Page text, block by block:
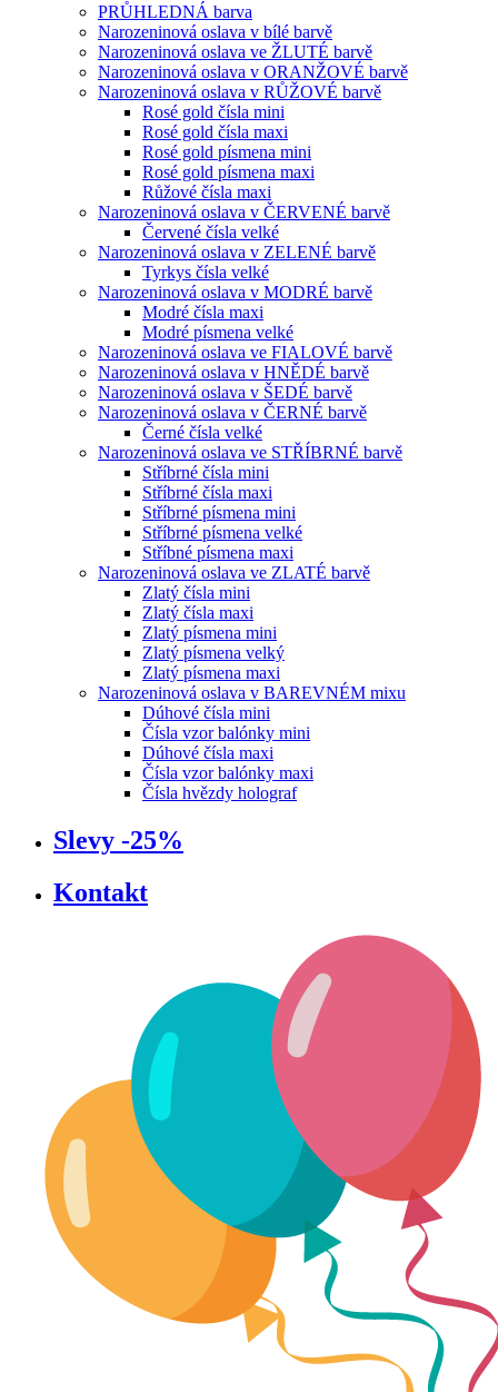
PRŮHLEDNÁ barva
Narozeninová oslava v bílé barvě
Narozeninová oslava ve ŽLUTÉ barvě
Narozeninová oslava v ORANŽOVÉ barvě
Narozeninová oslava v RŮŽOVÉ barvě
Rosé gold čísla mini
Rosé gold čísla maxi
Rosé gold písmena mini
Rosé gold písmena maxi
Růžové čísla maxi
Narozeninová oslava v ČERVENÉ barvě
Červené čísla velké
Narozeninová oslava v ZELENÉ barvě
Tyrkys čísla velké
Narozeninová oslava v MODRÉ barvě
Modré čísla maxi
Modré písmena velké
Narozeninová oslava ve FIALOVÉ barvě
Narozeninová oslava v HNĚDÉ barvě
Narozeninová oslava v ŠEDÉ barvě
Narozeninová oslava v ČERNÉ barvě
Černé čísla velké
Narozeninová oslava ve STŘÍBRNÉ barvě
Stříbrné čísla mini
Stříbrné čísla maxi
Stříbrné písmena mini
Stříbrné písmena velké
Stříbné písmena maxi
Narozeninová oslava ve ZLATÉ barvě
Zlatý čísla mini
Zlatý čísla maxi
Zlatý písmena mini
Zlatý písmena velký
Zlatý písmena maxi
Narozeninová oslava v BAREVNÉM mixu
Dúhové čísla mini
Čísla vzor balónky mini
Dúhové čísla maxi
Čísla vzor balónky maxi
Čísla hvězdy holograf
Slevy -25%
Kontakt